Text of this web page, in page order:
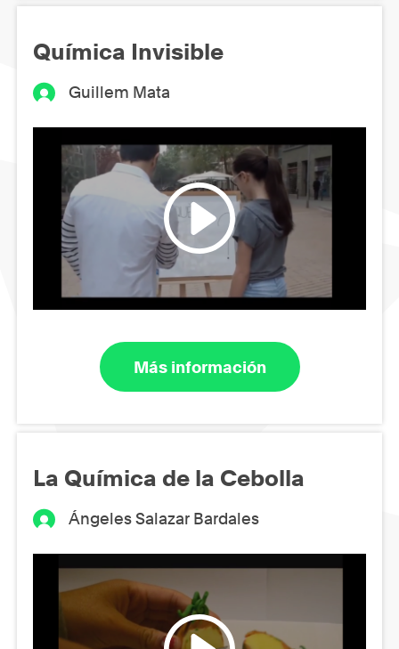
Química Invisible
Guillem Mata
Más información
La Química de la Cebolla
Ángeles Salazar Bardales